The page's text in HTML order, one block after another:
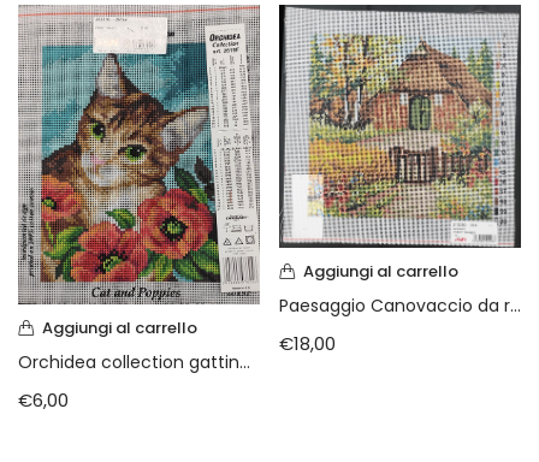
Aggiungi al carrello
Orchidea collection gattino tra i fiori
€6,00
Aggiungi al carrello
Paesaggio Canovaccio da ricamare
€18,00